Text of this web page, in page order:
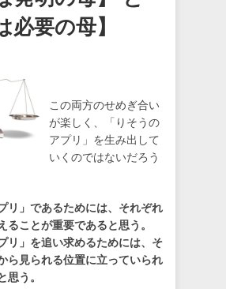
必要の母】
この両方のせめぎ合い
が楽しく、「りそうの
アプリ」を生み出して
いくのではないだろう
リ」であるためには、それぞれ
ることが重要であると思う。
リ」を追い求めるためには、そ
ら見られる位置に立っていられ
思う。